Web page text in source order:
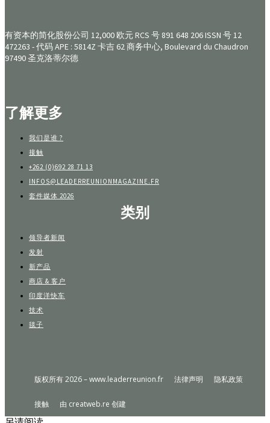
有资本的简化股份公司 12,000 欧元 RCS 号 891 648 206 ISSN 号 12
472263 - 代码 APE : 5814Z 卡吉 62 商务中心, Boulevard du Chaudron
97490 圣克洛蒂尔德
了解更多
我们是谁 ?
接触
+262 (0)692 28 71 13
INFOS@LEADERREUNIONMAGAZINE.FR
套件媒体 2026
类别
领导者新闻
发射
新产品
商店 & 客户
印度洋快车
技术
毯子
版权所有 2026 – www.leaderreunion.fr 法律声明 隐私政策
接触
由 creatweb.re 创建